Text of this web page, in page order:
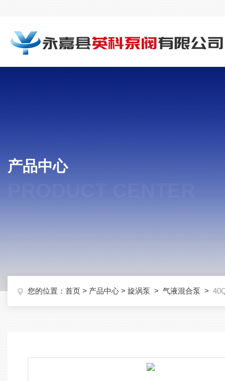
产品中心
您的位置： 首页 > 产品中心 > 旋涡泵 > 气液混合泵 >